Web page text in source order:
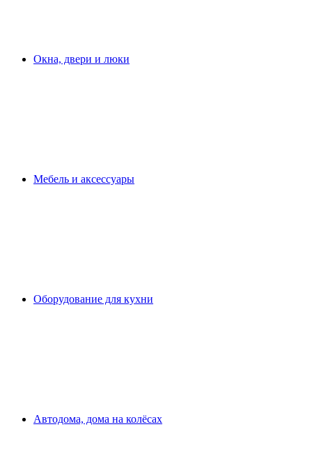
Окна, двери и люки
Мебель и аксессуары
Оборудование для кухни
Автодома, дома на колёсах